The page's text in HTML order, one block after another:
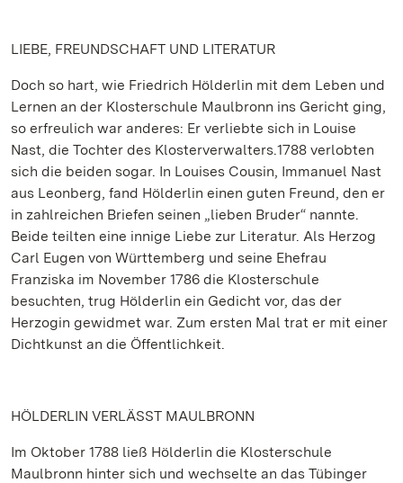
LIEBE, FREUNDSCHAFT UND LITERATUR
Doch so hart, wie Friedrich Hölderlin mit dem Leben und
Lernen an der Klosterschule Maulbronn ins Gericht ging,
so erfreulich war anderes: Er verliebte sich in Louise
Nast, die Tochter des Klosterverwalters.1788 verlobten
sich die beiden sogar. In Louises Cousin, Immanuel Nast
aus Leonberg, fand Hölderlin einen guten Freund, den er
in zahlreichen Briefen seinen „lieben Bruder“ nannte.
Beide teilten eine innige Liebe zur Literatur. Als Herzog
Carl Eugen von Württemberg und seine Ehefrau
Franziska im November 1786 die Klosterschule
besuchten, trug Hölderlin ein Gedicht vor, das der
Herzogin gewidmet war. Zum ersten Mal trat er mit einer
Dichtkunst an die Öffentlichkeit.
HÖLDERLIN VERLÄSST MAULBRONN
Im Oktober 1788 ließ Hölderlin die Klosterschule
Maulbronn hinter sich und wechselte an das Tübinger